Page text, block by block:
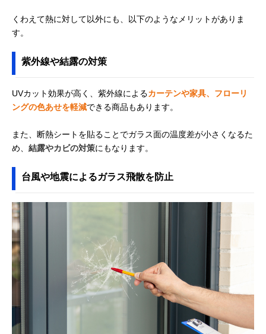
くわえて熱に対して以外にも、以下のようなメリットがありま
す。
紫外線や結露の対策
UVカット効果が高く、紫外線によるカーテンや家具、フローリ
ングの色あせを軽減できる商品もあります。
また、断熱シートを貼ることでガラス面の温度差が小さくなるた
め、 結露やカビの対策にもなります。
台風や地震によるガラス飛散を防止